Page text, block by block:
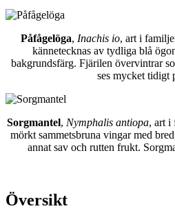
Påfågelöga, Inachis io, art i
kännetecknas av tydliga blå
bakgrundsfärg. Fjärilen övervintrar
ses mycket tidigt
Sorgmantel, Nymphalis antiopa, art i
mörkt sammetsbruna vingar med
annat sav och rutten frukt.
Översikt